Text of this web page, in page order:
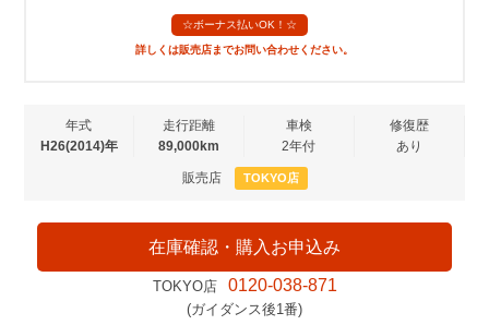
☆ボーナス払いOK！☆
詳しくは販売店までお問い合わせください。
年式
H26(2014)年
走行距離
89,000km
車検
2年付
修復歴
あり
販売店 TOKYO店
在庫確認・購入お申込み
TOKYO店 0120-038-871
(ガイダンス後1番)